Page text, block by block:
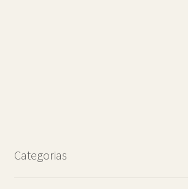
Categorias